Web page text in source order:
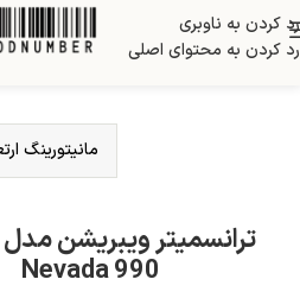
رد کردن به ناوبری
رد کردن به محتوای اصلی
مانیتورینگ
Nevada 990